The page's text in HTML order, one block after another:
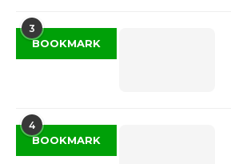
3
BOOKMARK
4
BOOKMARK